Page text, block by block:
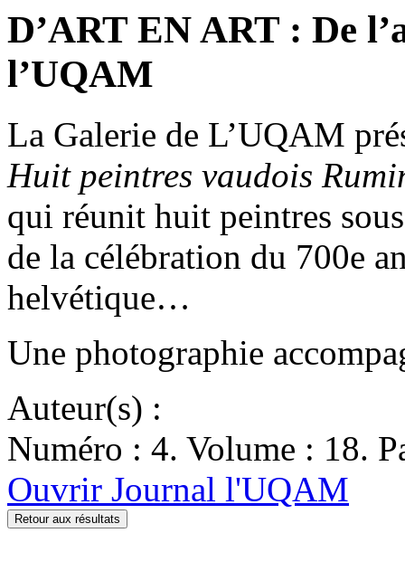
D’ART EN ART : De
l’UQAM
La Galerie de L’UQAM
Huit peintres vaudois
qui réunit huit peintres
de la célébration du 700e
helvétique…
Une photographie
Auteur(s) :
Numéro : 4. Volume : 18.
Ouvrir Journal l'UQAM
Retour aux résultats